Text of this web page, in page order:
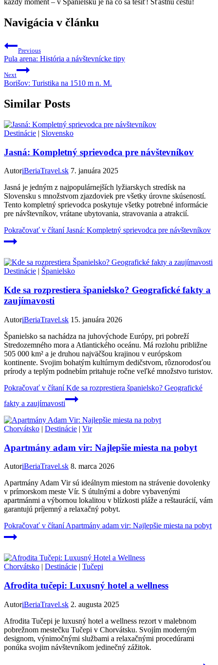
každý moment – v Španielsku je na čo sa tešiť! Šťastnú cestu!
Navigácia v článku
Previous
Pula arena: História a návštevnícke tipy
Next
Borišov: Turistika na 1510 m n. M.
Similar Posts
Destinácie | Slovensko
Jasná: Kompletný sprievodca pre návštevníkov
AutoriBeriaTravel.sk 7. januára 2025
Jasná je jedným z najpopulárnejších lyžiarskych stredísk na
Slovensku s množstvom zjazdoviek pre všetky úrovne skúseností.
Tento kompletný sprievodca poskytuje všetky potrebné informácie
pre návštevníkov, vrátane ubytovania, stravovania a atrakcií.
Pokračovať v čítaníJasná: Kompletný sprievodca pre návštevníkov
Destinácie | Španielsko
Kde sa rozprestiera španielsko? Geografické fakty a
zaujímavosti
AutoriBeriaTravel.sk 15. januára 2026
Španielsko sa nachádza na juhovýchode Európy, pri pobreží
Stredozemného mora a Atlantického oceánu. Má rozlohu približne
505 000 km² a je druhou najväčšou krajinou v európskom
kontinente. Svojim bohatým kultúrnym dedičstvom, rôznorodosťou
prírody a teplým podnebím pritahuje ročne veľké množstvo turistov.
Pokračovať v čítaníKde sa rozprestiera španielsko? Geografické
fakty a zaujímavosti
Chorvátsko | Destinácie | Vir
Apartmány adam vir: Najlepšie miesta na pobyt
AutoriBeriaTravel.sk 8. marca 2026
Apartmány Adam Vir sú ideálnym miestom na strávenie dovolenky
v prímorskom meste Vír. S útulnými a dobre vybavenými
apartmánmi a výbornou lokalitou v blízkosti pláže a reštaurácií, vám
garantujú príjemný a relaxačný pobyt.
Pokračovať v čítaníApartmány adam vir: Najlepšie miesta na pobyt
Chorvátsko | Destinácie | Tučepi
Afrodita tučepi: Luxusný hotel a wellness
AutoriBeriaTravel.sk 2. augusta 2025
Afrodita Tučepi je luxusný hotel a wellness rezort v malebnom
pobrežnom mestečku Tučepi v Chorvátsku. Svojím moderným
designom, výnimočnými službami a relaxačnými procedúrami
ponúka svojim návštevníkom jedinečný zážitok.